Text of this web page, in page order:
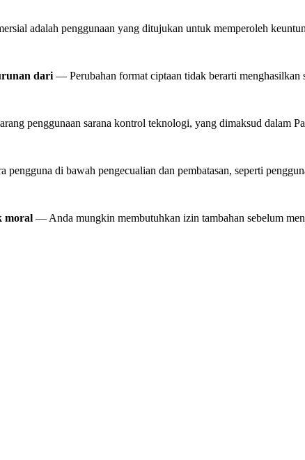
adalah penggunaan yang ditujukan untuk memperoleh
dari — Perubahan format ciptaan tidak berarti menghasilkan
penggunaan sarana kontrol teknologi, yang dimaksud dalam
pengguna di bawah pengecualian dan pembatasan, seperti
moral — Anda mungkin membutuhkan izin tambahan sebelum